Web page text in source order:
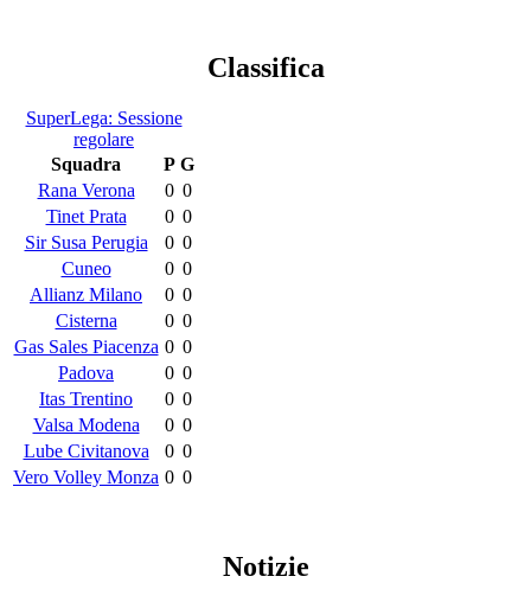
Classifica
SuperLega: Sessione
regolare
Squadra
P G
Rana Verona
0 0
Tinet Prata
0 0
Sir Susa Perugia
0 0
Cuneo
0 0
Allianz Milano
0 0
Cisterna
0 0
Gas Sales Piacenza 0 0
Padova
0 0
Itas Trentino
0 0
Valsa Modena
0 0
Lube Civitanova
0 0
Vero Volley Monza 0 0
Notizie